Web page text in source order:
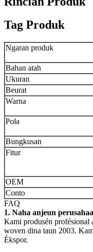
Tag Produk
Ngaran produk
Bahan atah
Ukuran
Beurat
Warna
Pola
Bungkusan
Fitur
OEM
Conto
FAQ
1. Naha anjeun
Kami produsén profésional
woven dina taun 2003.
Ékspor.